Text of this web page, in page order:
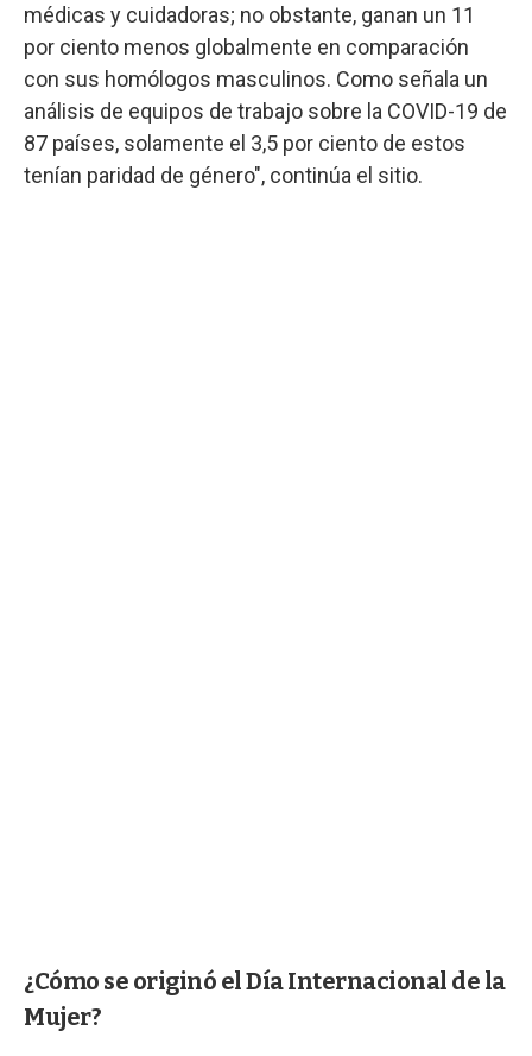
médicas y cuidadoras; no obstante, ganan un 11
por ciento menos globalmente en comparación
con sus homólogos masculinos. Como señala un
análisis de equipos de trabajo sobre la COVID-19 de
87 países, solamente el 3,5 por ciento de estos
tenían paridad de género", continúa el sitio.
¿Cómo se originó el Día Internacional de la
Mujer?